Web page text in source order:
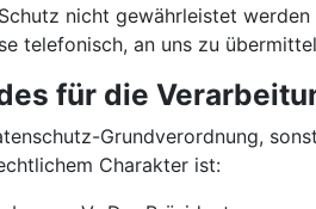
nicht gewährleistet
telefonisch, an uns zu
für die
Grundverordnung,
Charakter ist: